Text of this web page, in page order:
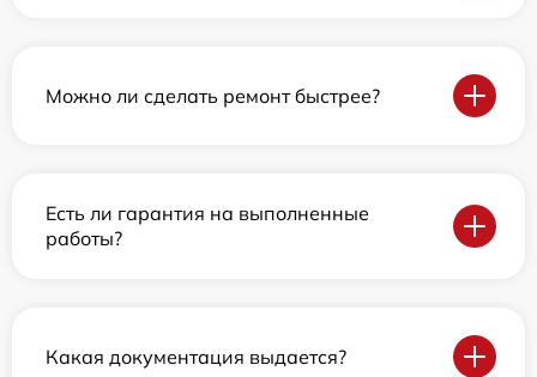
Можно ли сделать ремонт быстрее?
Есть ли гарантия на выполненные
работы?
Какая документация выдается?